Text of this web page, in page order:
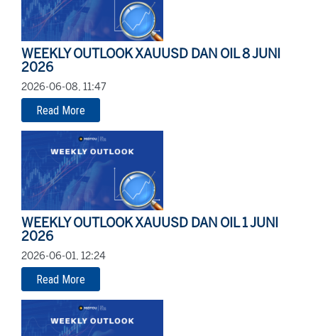
WEEKLY OUTLOOK XAUUSD DAN OIL 8 JUNI
2026
2026-06-08, 11:47
Read More
WEEKLY OUTLOOK XAUUSD DAN OIL 1 JUNI
2026
2026-06-01, 12:24
Read More